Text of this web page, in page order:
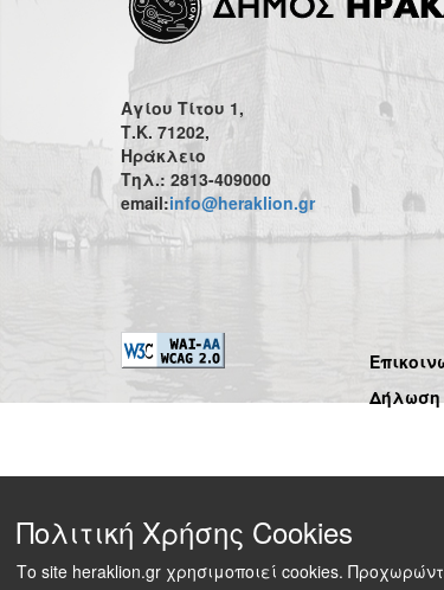
Αγίου Τίτου 1,
Τ.Κ. 71202,
Ηράκλειο
Τηλ.: 2813-409000
email:info@heraklion.gr
Δήλωση
Πολιτική Χρήσης Cookies
Το site heraklion.gr χρησιμοποιεί cookies.